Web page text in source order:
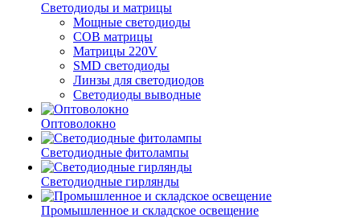
Светодиоды и матрицы
Мощные светодиоды
COB матрицы
Матрицы 220V
SMD светодиоды
Линзы для светодиодов
Светодиоды выводные
Оптоволокно
Светодиодные фитолампы
Светодиодные гирлянды
Промышленное и складское освещение